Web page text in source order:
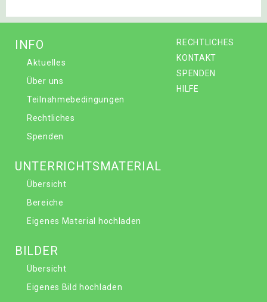
RECHTLICHES
KONTAKT
SPENDEN
HILFE
INFO
Aktuelles
Über uns
Teilnahmebedingungen
Rechtliches
Spenden
UNTERRICHTSMATERIAL
Übersicht
Bereiche
Eigenes Material hochladen
BILDER
Übersicht
Eigenes Bild hochladen